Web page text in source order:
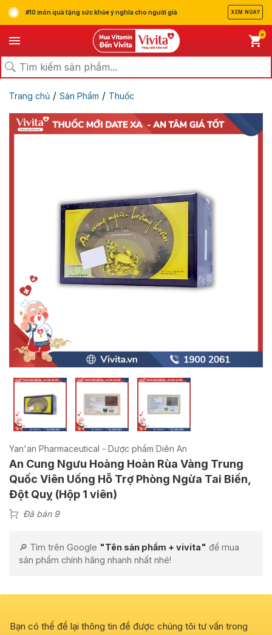
#10 món quà tặng sức khỏe ý nghĩa cho người già XEM NGAY
0
Trang chủ / Sản Phẩm / Thuốc
Yan'an Pharmaceutical - Dược phẩm Diên An
An Cung Ngưu Hoàng Hoàn Rùa Vàng Trung
Quốc Viên Uống Hỗ Trợ Phòng Ngừa Tai Biến,
Đột Quỵ (Hộp 1 viên)
Đã bán 9
🔎 Tìm trên Google "Tên sản phẩm + vivita" để mua
sản phẩm chính hãng nhanh nhất nhé!
Bạn có thể để lại thông tin để được chúng tôi tư vấn trong